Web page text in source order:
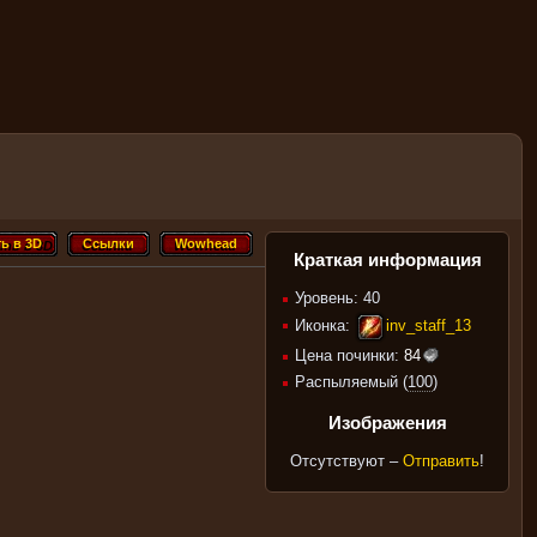
Краткая информация
Уровень: 40
Иконка:
inv_staff_13
Цена починки: 84
Распыляемый (100)
Изображения
Отсутствуют – Отправить!
Wowhead
Wowhead
Ссылки
Ссылки
в 3D
в 3D